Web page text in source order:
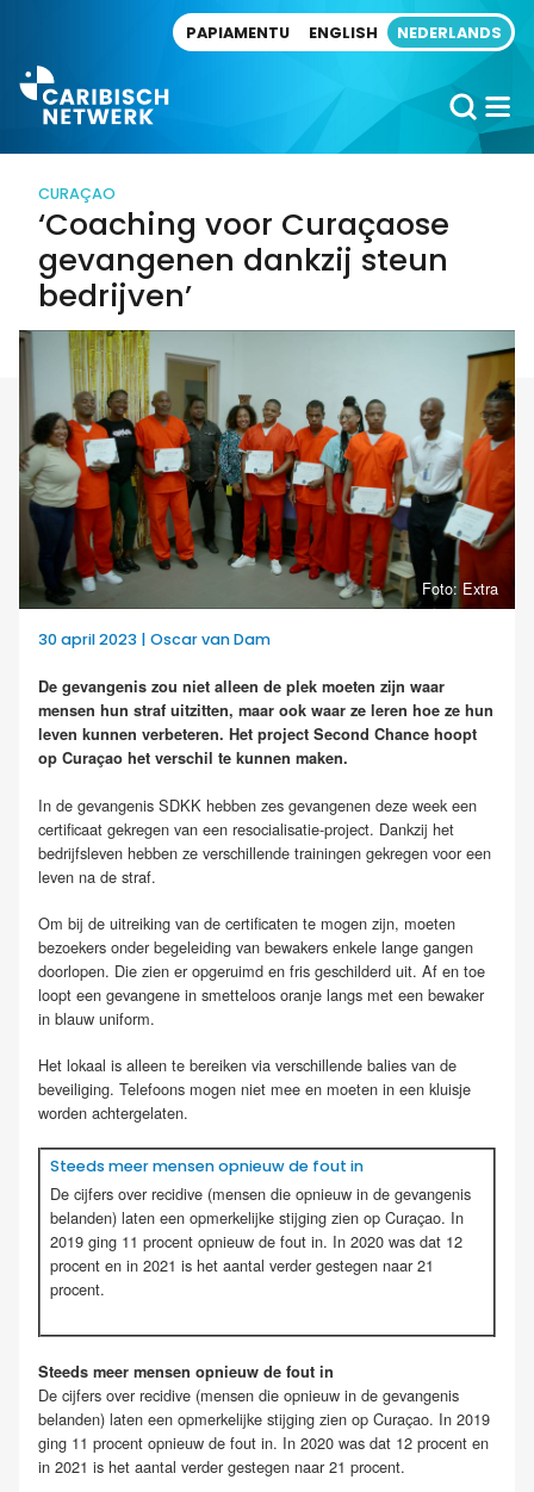
PAPIAMENTU ENGLISH NEDERLANDS
CURAÇAO
‘Coaching voor Curaçaose
gevangenen dankzij steun
bedrijven’
Foto: Extra
30 april 2023 | Oscar van Dam
De gevangenis zou niet alleen de plek moeten zijn waar
mensen hun straf uitzitten, maar ook waar ze leren hoe ze hun
leven kunnen verbeteren. Het project Second Chance hoopt
op Curaçao het verschil te kunnen maken.
In de gevangenis SDKK hebben zes gevangenen deze week een
certificaat gekregen van een resocialisatie-project. Dankzij het
bedrijfsleven hebben ze verschillende trainingen gekregen voor een
leven na de straf.
Om bij de uitreiking van de certificaten te mogen zijn, moeten
bezoekers onder begeleiding van bewakers enkele lange gangen
doorlopen. Die zien er opgeruimd en fris geschilderd uit. Af en toe
loopt een gevangene in smetteloos oranje langs met een bewaker
in blauw uniform.
Het lokaal is alleen te bereiken via verschillende balies van de
beveiliging. Telefoons mogen niet mee en moeten in een kluisje
worden achtergelaten.
Steeds meer mensen opnieuw de fout in
De cijfers over recidive (mensen die opnieuw in de gevangenis
belanden) laten een opmerkelijke stijging zien op Curaçao. In
2019 ging 11 procent opnieuw de fout in. In 2020 was dat 12
procent en in 2021 is het aantal verder gestegen naar 21
procent.
Steeds meer mensen opnieuw de fout in
De cijfers over recidive (mensen die opnieuw in de gevangenis
belanden) laten een opmerkelijke stijging zien op Curaçao. In 2019
ging 11 procent opnieuw de fout in. In 2020 was dat 12 procent en
in 2021 is het aantal verder gestegen naar 21 procent.